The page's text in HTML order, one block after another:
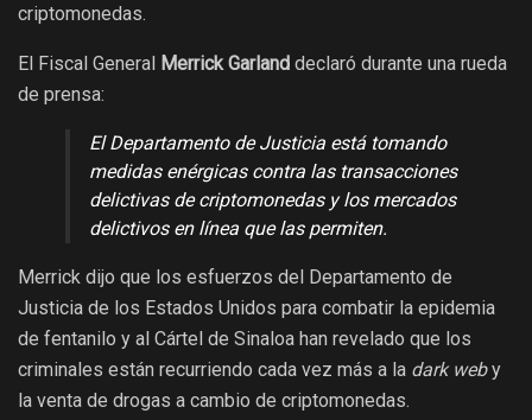
criptomonedas.
El Fiscal General Merrick Garland declaró durante una rueda
de prensa:
El Departamento de Justicia está tomando
medidas enérgicas contra las transacciones
delictivas de criptomonedas y los mercados
delictivos en línea que las permiten.
Merrick dijo que los esfuerzos del Departamento de
Justicia de los Estados Unidos para combatir la epidemia
de fentanilo y al Cártel de Sinaloa han revelado que los
criminales están recurriendo cada vez más a la dark weby
la venta de drogas a cambio de criptomonedas.